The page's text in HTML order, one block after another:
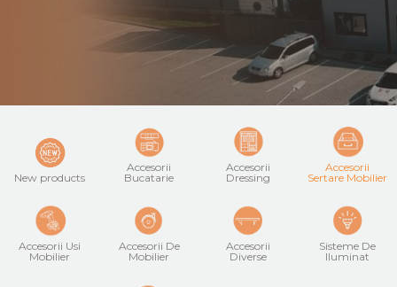
New products
Accesorii
Bucatarie
Accesorii
Dressing
Accesorii
Sertare Mobilier
Accesorii Usi
Mobilier
Accesorii De
Mobilier
Accesorii
Diverse
Sisteme De
Iluminat